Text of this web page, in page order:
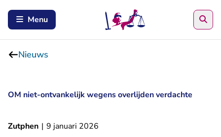
Menu
Nieuws
OM niet-ontvankelijk wegens overlijden verdachte
Zutphen | 9 januari 2026